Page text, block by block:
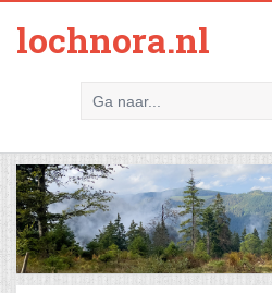
lochnora.nl
Ga naar...